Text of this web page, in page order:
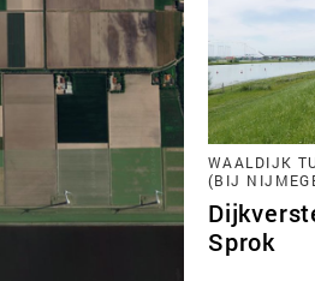
WAALDIJK
(BIJ
Sprok